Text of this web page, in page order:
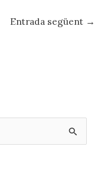
Entrada següent →